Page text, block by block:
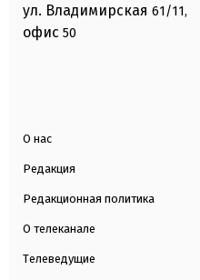
ул. Владимирская 61/11,
офис 50
О нас
Редакция
Редакционная политика
О телеканале
Телеведущие